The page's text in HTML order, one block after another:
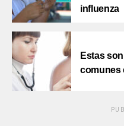
influenza
Estas
comunes